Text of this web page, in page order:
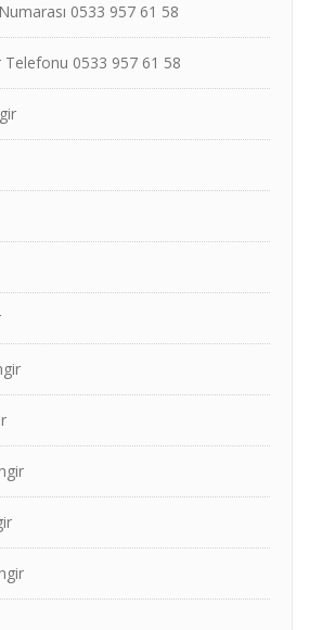
0533 957 61 58
Telefonu 0533 957 61 58